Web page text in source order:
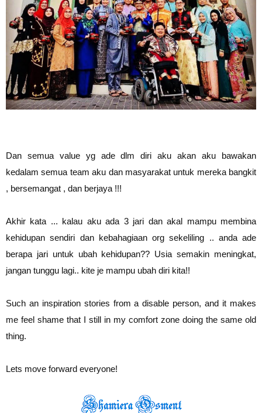
Dan semua value yg ade dlm diri aku akan aku bawakan
kedalam semua team aku dan masyarakat untuk mereka bangkit
, bersemangat , dan berjaya !!!
Akhir kata ... kalau aku ada 3 jari dan akal mampu membina
kehidupan sendiri dan kebahagiaan org sekeliling .. anda ade
berapa jari untuk ubah kehidupan?? Usia semakin meningkat,
jangan tunggu lagi.. kite je mampu ubah diri kita!!
Such an inspiration stories from a disable person, and it makes
me feel shame that I still in my comfort zone doing the same old
thing.
Lets move forward everyone!